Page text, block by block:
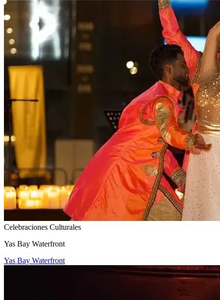
Celebraciones Culturales
Yas Bay Waterfront
Yas Bay Waterfront